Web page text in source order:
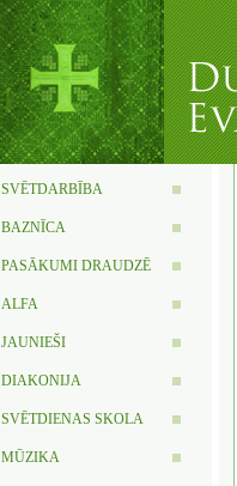
SVĒTDARBĪBA
BAZNĪCA
PASĀKUMI DRAUDZĒ
ALFA
JAUNIEŠI
DIAKONIJA
SVĒTDIENAS SKOLA
MŪZIKA